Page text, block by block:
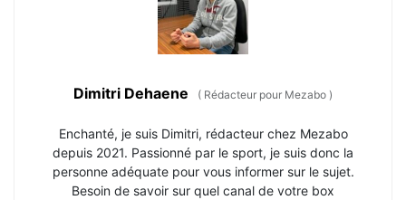
Dimitri Dehaene ( Rédacteur pour Mezabo )
Enchanté, je suis Dimitri, rédacteur chez Mezabo
depuis 2021. Passionné par le sport, je suis donc la
personne adéquate pour vous informer sur le sujet.
Besoin de savoir sur quel canal de votre box